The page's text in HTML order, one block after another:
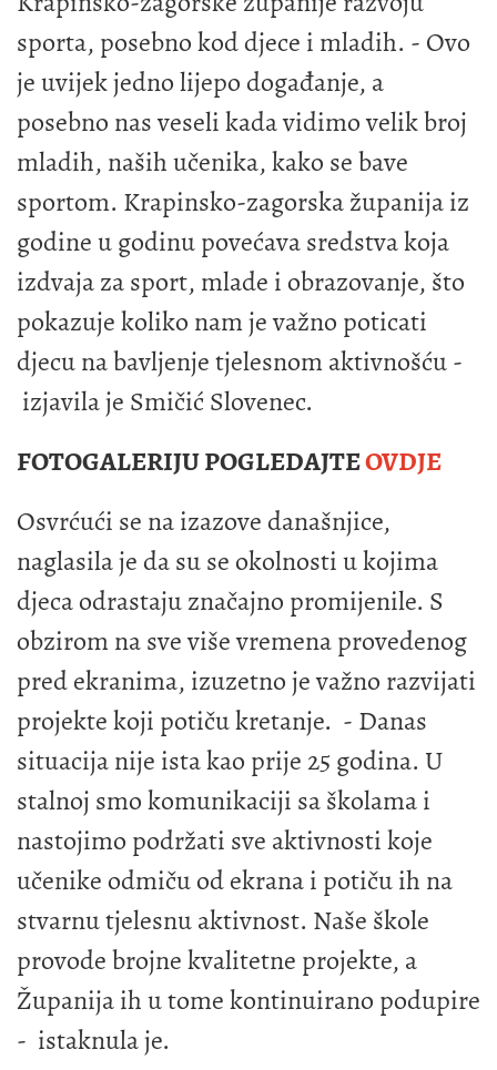
sporta, posebno kod djece i mladih. - Ovo
je uvijek jedno lijepo događanje, a
posebno nas veseli kada vidimo velik broj
mladih, naših učenika, kako se bave
sportom. Krapinsko-zagorska županija iz
godine u godinu povećava sredstva koja
izdvaja za sport, mlade i obrazovanje, što
pokazuje koliko nam je važno poticati
djecu na bavljenje tjelesnom aktivnošću -
izjavila je Smičić Slovenec.
FOTOGALERIJU POGLEDAJTEOVDJE
Osvrćući se na izazove današnjice,
naglasila je da su se okolnosti u kojima
djeca odrastaju značajno promijenile. S
obzirom na sve više vremena provedenog
pred ekranima, izuzetno je važno razvijati
projekte koji potiču kretanje. - Danas
situacija nije ista kao prije 25 godina. U
stalnoj smo komunikaciji sa školama i
nastojimo podržati sve aktivnosti koje
učenike odmiču od ekrana i potiču ih na
stvarnu tjelesnu aktivnost. Naše škole
provode brojne kvalitetne projekte, a
Županija ih u tome kontinuirano podupire
- istaknula je.